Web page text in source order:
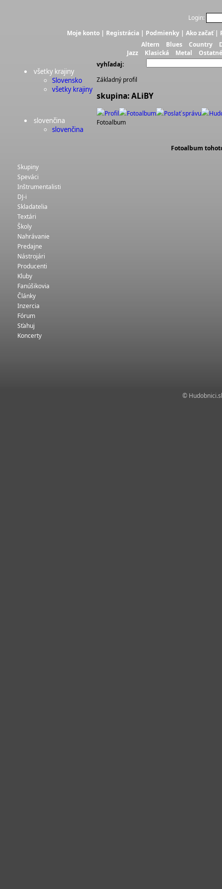
Login:
Moje konto | Registrácia | Podmienky | Ako začať|
Altern
Blues Country
Jazz
Klasická Metal
Ostatné
vyhľadaj:
všetky krajiny
Slovensko
všetky krajiny
slovenčina
slovenčina
Skupiny
Speváci
Inštrumentalisti
DJ-i
Skladatelia
Textári
Školy
Nahrávanie
Predajne
Nástrojári
Producenti
Kluby
Fanúšikovia
Články
Inzercia
Fórum
Sťahuj
Koncerty
Základný profil
skupina: ALiBY
Profil Fotoalbum Poslať správu
Fotoalbum
Fotoalbum
©